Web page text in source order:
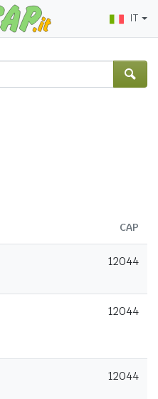
IT
CAP
12044
12044
12044